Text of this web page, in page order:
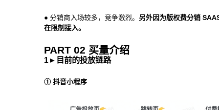
● 分销商入场较多，竞争激烈。 另外因为版权费分销
在限制接入。
PART 02 买量介绍
1► 目前的投放链路
① 抖音小程序